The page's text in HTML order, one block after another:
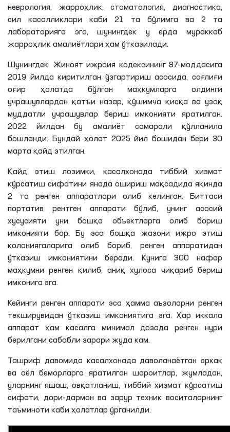
неврология, жарроҳлик, стоматология, диагностика,
сил касалликлари каби 21 та бўлимга ва 2 та
лабораторияга эга, шунингдек у ерда мураккаб
жарроҳлик амалиётлари ҳам ўтказилади.
Шунингдек, Жиноят ижроия кодексининг 87-моддасига
2019 йилда киритилган ўзгартириш асосида, соғлиғи
оғир ҳолатда бўлган маҳкумларга олдинги
учрашувлардан қатъи назар, қўшимча қисқа ва узоқ
муддатли учрашувлар бериш имконияти яратилган.
2022 йилдан бу амалиёт самарали қўлланила
бошланди. Бундай ҳолат 2025 йил бошидан бери 30
марта қайд этилган.
Қайд этиш лозимки, касалхонада тиббий хизмат
кўрсатиш сифатини янада ошириш мақсадида яқинда
2 та ренген аппаратлари олиб келинган. Биттаси
портатив рентген аппарати бўлиб, унинг асосий
хусусияти уни бошқа объектларга олиб бориш
имконияти бор. Бу эса бошқа жазони ижро этиш
колониягаларига олиб бориб, ренген аппаратидан
ўтказиш имкониятини беради. Кунига 300 нафар
маҳкумни ренген қилиб, аниқ хулоса чиқариб бериш
имконига эга.
Кейинги ренген аппарати эса ҳамма аъзоларни ренген
текширувидан ўтказиш имкониятига эга. Ҳар иккала
аппарат ҳам касалга минимал дозада ренген нури
берилгани сабабли зарари жуда кам.
Ташриф давомида касалхонада даволанаётган эркак
ва аёл беморларга яратилган шароитлар, жумладан,
уларнинг яшаш, овқатланиш, тиббий хизмат кўрсатиш
сифати, дори-дармон ва зарур техник воситаларнинг
таъминоти каби ҳолатлар ўрганилди.